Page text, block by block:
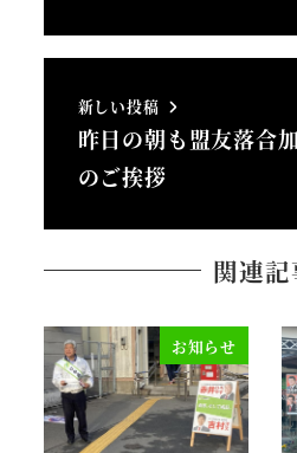
新しい投稿
昨日の朝も盟友落合
のご挨拶
関連記
お知らせ